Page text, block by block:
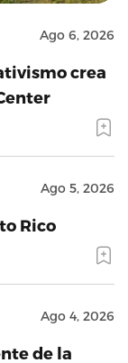
Ago 6, 2026
crea
Ago 5, 2026
Rico
Ago 4, 2026
de la